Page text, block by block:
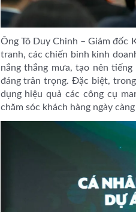
Ông Tô Duy Chinh – Giám đốc
tranh, các chiến binh kinh
nắng thắng mưa, tạo nên
đáng trân trọng. Đặc biệt,
dụng hiệu quả các công cụ
chăm sóc khách hàng ngày